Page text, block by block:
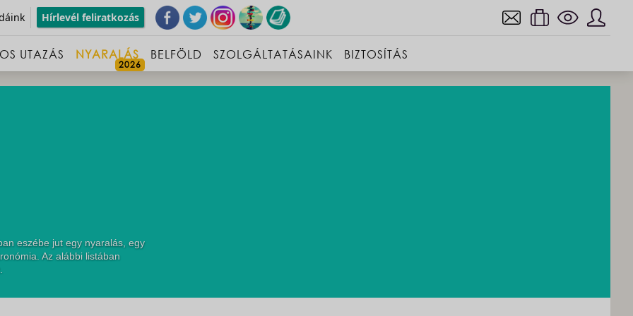
Hírlevél feliratkozás
UTAZÁS NYARALÁS BELFÖLD SZOLGÁLTATÁSAINK BIZTOSÍTÁS
eszébe jut egy nyaralás, egy
Az alábbi listában